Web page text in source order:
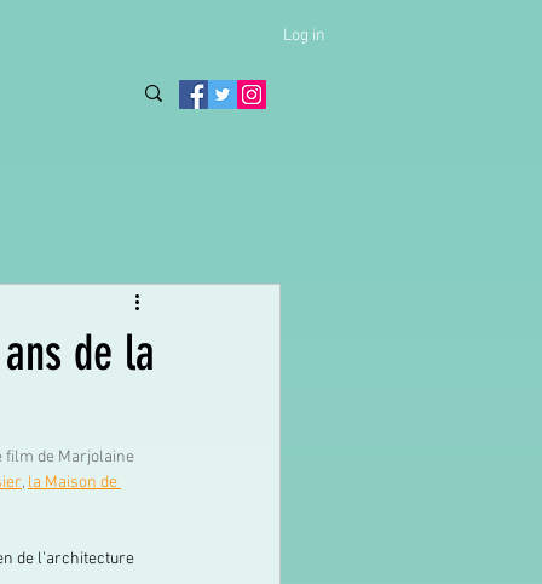
Log in
ans de la
film de Marjolaine
, la Maison de
de l'architecture